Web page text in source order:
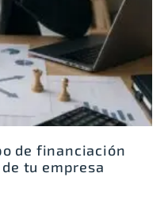
de financiación
tu empresa